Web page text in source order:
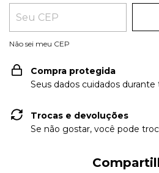
Não sei meu CEP
Compra protegida
Seus dados cuidados durante
Trocas e devoluções
Se não gostar, você pode